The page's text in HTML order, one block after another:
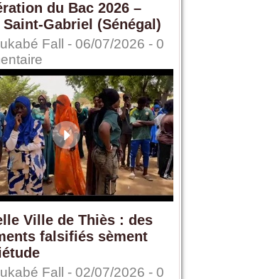
du Bac 2026 –
Saint-Gabriel (Sénégal)
Fall - 06/07/2026 - 0
Ville de Thiès : des
falsifiés sèment
Fall - 02/07/2026 - 0